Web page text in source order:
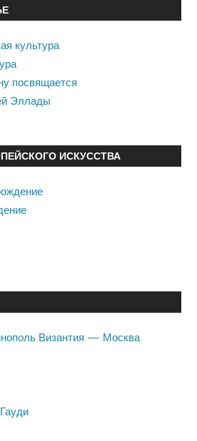
культура
посвящается
Эллады
ИСКУССТВА
Византия — Москва